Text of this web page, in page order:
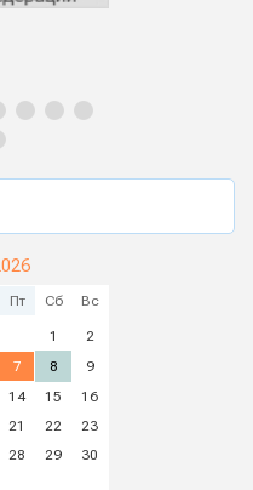
Пт Сб Вс
1
2
7 8
9
14 15
16
21 22
23
28 29
30